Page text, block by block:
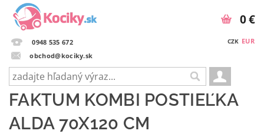
0948 535 672
obchod@kociky.sk
CZK EUR
0 €
FAKTUM KOMBI POSTIEĽKA
ALDA 70X120 CM